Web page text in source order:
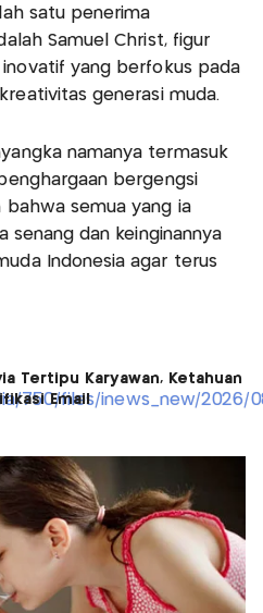
satu penerima
Samuel Christ, figur
yang berfokus pada
generasi muda.
namanya termasuk
bergengsi
semua yang ia
senang dan keinginannya
Indonesia agar terus
Tertipu Karyawan, Ketahuan
Email